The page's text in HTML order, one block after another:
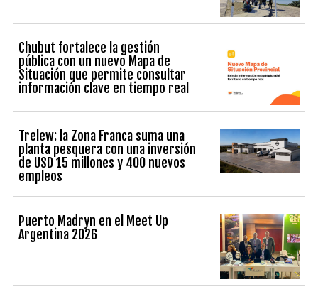
Chubut fortalece la gestión
pública con un nuevo Mapa de
Situación que permite consultar
información clave en tiempo real
Trelew: la Zona Franca suma una
planta pesquera con una inversión
de USD 15 millones y 400 nuevos
empleos
Puerto Madryn en el Meet Up
Argentina 2026